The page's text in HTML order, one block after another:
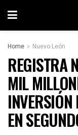
Home Nuevo León
REGISTRA
MIL
INVERSIÓN
EN